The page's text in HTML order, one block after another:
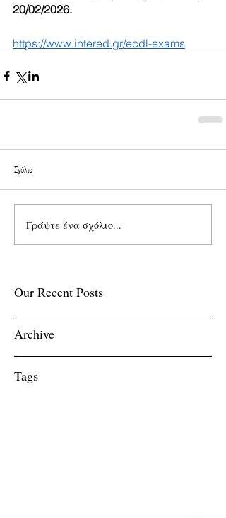
20/02/2026.
https://www.intered.gr/ecdl-exams
Σχόλια
Γράψτε ένα σχόλιο...
Our Recent Posts
Archive
Tags